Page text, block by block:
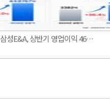
삼성E&A, 상반기 영업이익 46…